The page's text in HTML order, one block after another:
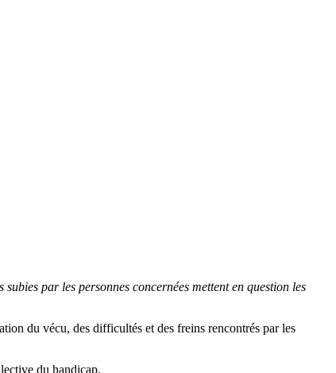
par les personnes concernées mettent en question les
du vécu, des difficultés et des freins rencontrés par les
du handicap.